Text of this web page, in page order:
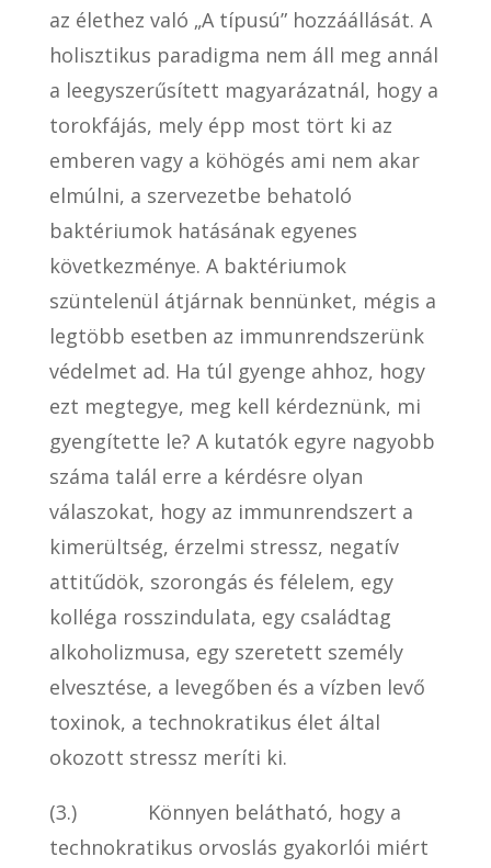
az élethez való „A típusú” hozzáállását. A
holisztikus paradigma nem áll meg annál
a leegyszerűsített magyarázatnál, hogy a
torokfájás, mely épp most tört ki az
emberen vagy a köhögés ami nem akar
elmúlni, a szervezetbe behatoló
baktériumok hatásának egyenes
következménye. A baktériumok
szüntelenül átjárnak bennünket, mégis a
legtöbb esetben az immunrendszerünk
védelmet ad. Ha túl gyenge ahhoz, hogy
ezt megtegye, meg kell kérdeznünk, mi
gyengítette le? A kutatók egyre nagyobb
száma talál erre a kérdésre olyan
válaszokat, hogy az immunrendszert a
kimerültség, érzelmi stressz, negatív
attitűdök, szorongás és félelem, egy
kolléga rosszindulata, egy családtag
alkoholizmusa, egy szeretett személy
elvesztése, a levegőben és a vízben levő
toxinok, a technokratikus élet által
okozott stressz meríti ki.
(3.) Könnyen belátható, hogy a
technokratikus orvoslás gyakorlói miért